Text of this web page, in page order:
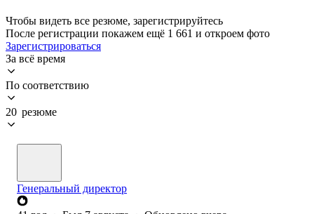
Чтобы видеть все резюме, зарегистрируйтесь
После регистрации покажем ещё 1 661 и откроем фото
Зарегистрироваться
За всё время
По соответствию
20 резюме
Генеральный директор